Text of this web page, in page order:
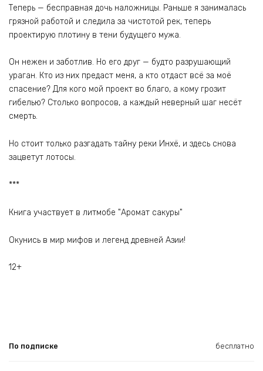
Теперь — бесправная дочь наложницы. Раньше я занималась
грязной работой и следила за чистотой рек, теперь
проектирую плотину в тени будущего мужа.
Он нежен и заботлив. Но его друг — будто разрушающий
ураган. Кто из них предаст меня, а кто отдаст всё за моё
спасение? Для кого мой проект во благо, а кому грозит
гибелью? Столько вопросов, а каждый неверный шаг несёт
смерть.
Но стоит только разгадать тайну реки Инхё, и здесь снова
зацветут лотосы.
***
Книга участвует в литмобе "Аромат сакуры"
Окунись в мир мифов и легенд древней Азии!
12+
По подписке бесплатно